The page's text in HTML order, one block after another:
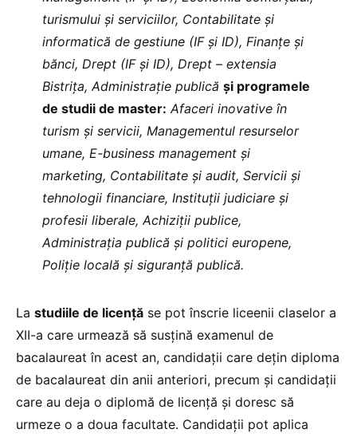
turismului și serviciilor, Contabilitate și
informatică de gestiune (IF și ID), Finanțe și
bănci, Drept (IF și ID), Drept – extensia
Bistrița, Administrație publică și programele
de studii de master: Afaceri inovative în
turism și servicii, Managementul resurselor
umane, E-business management și
marketing, Contabilitate şi audit, Servicii și
tehnologii financiare, Instituţii judiciare şi
profesii liberale, Achiziţii publice,
Administrația publică și politici europene,
Poliție locală și siguranță publică.
La studiile de licență se pot înscrie liceenii claselor a
XII-a care urmează să susțină examenul de
bacalaureat în acest an, candidații care dețin diploma
de bacalaureat din anii anteriori, precum și candidații
care au deja o diplomă de licență și doresc să
urmeze o a doua facultate. Candidații pot aplica